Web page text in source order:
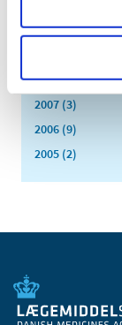
2010 (7)
2008 (8)
2007 (3)
2006 (9)
2005 (2)